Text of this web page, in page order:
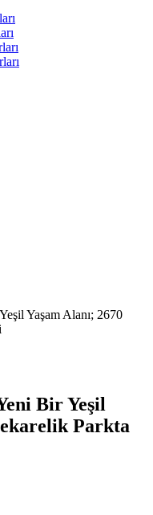
Yaşam Alanı; 2670
Bir Yeşil
Parkta